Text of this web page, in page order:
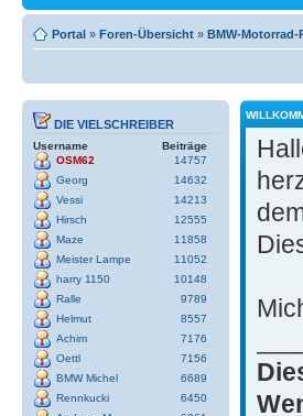
Portal » Foren-Übersicht » BMW-Motorrad-
DIE VIELSCHREIBER
Username
Beiträge
OSM62
14757
Georg
14632
Vessi
14213
Hirsch
12555
Maze
11858
Meister Lampe
11052
harry 1150
10148
Ralle
9789
Helmut
8557
Achim
7176
Oettl
7156
BMW Michel
6689
Rennkucki
6450